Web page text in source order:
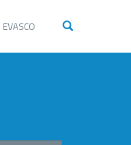
EVASCO